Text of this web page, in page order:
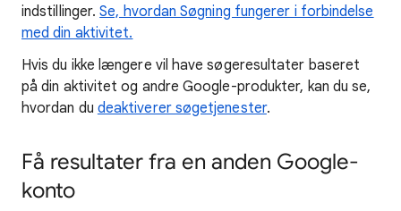
indstillinger.Se, hvordan Søgning fungerer i forbindelse
med din aktivitet.
Hvis du ikke længere vil have søgeresultater baseret
på din aktivitet og andre Google-produkter, kan du se,
hvordan du deaktiverer søgetjenester.
Få resultater fra en anden Google-
konto